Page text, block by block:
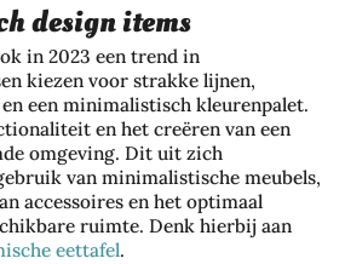
design items
in 2023 een trend in
kiezen voor strakke lijnen,
een minimalistisch kleurenpalet.
en het creëren van een
omgeving. Dit uit zich
van minimalistische meubels,
accessoires en het optimaal
ruimte. Denk hierbij aan
eettafel.